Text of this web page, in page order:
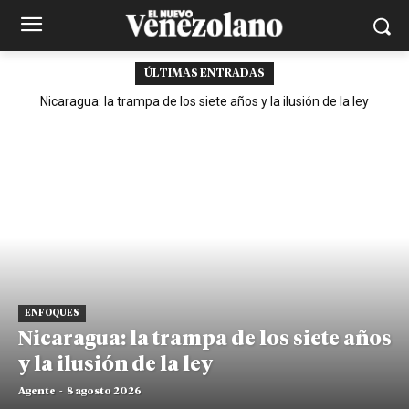
ÚLTIMAS ENTRADAS
Nicaragua: la trampa de los siete años y la ilusión de la ley
ENFOQUES
Nicaragua: la trampa de los siete años
y la ilusión de la ley
Agente - 8 agosto 2026